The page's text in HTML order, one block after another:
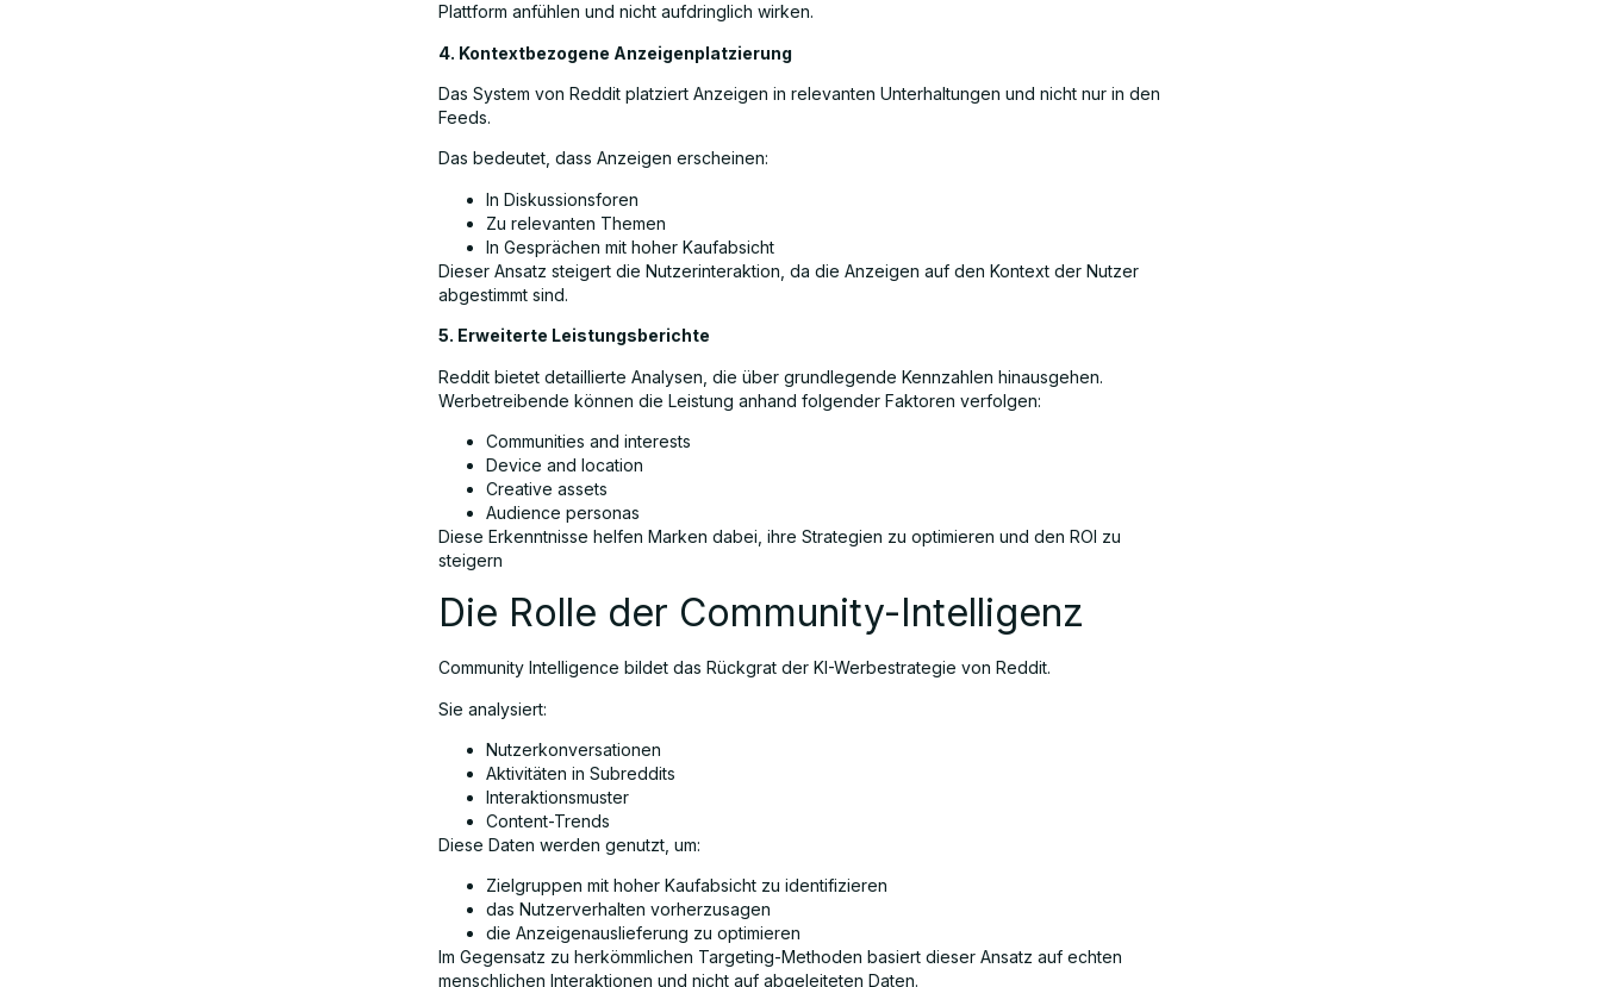
Plattform anfühlen und nicht aufdringlich wirken.
4. Kontextbezogene Anzeigenplatzierung
Das System von Reddit platziert Anzeigen in relevanten Unterhaltungen und nicht nur in den
Feeds.
Das bedeutet, dass Anzeigen erscheinen:
In Diskussionsforen
Zu relevanten Themen
In Gesprächen mit hoher Kaufabsicht
Dieser Ansatz steigert die Nutzerinteraktion, da die Anzeigen auf den Kontext der Nutzer
abgestimmt sind.
5. Erweiterte Leistungsberichte
Reddit bietet detaillierte Analysen, die über grundlegende Kennzahlen hinausgehen.
Werbetreibende können die Leistung anhand folgender Faktoren verfolgen:
Communities and interests
Device and location
Creative assets
Audience personas
Diese Erkenntnisse helfen Marken dabei, ihre Strategien zu optimieren und den ROI zu
steigern
Die Rolle der Community-Intelligenz
Community Intelligence bildet das Rückgrat der KI-Werbestrategie von Reddit.
Sie analysiert:
Nutzerkonversationen
Aktivitäten in Subreddits
Interaktionsmuster
Content-Trends
Diese Daten werden genutzt, um:
Zielgruppen mit hoher Kaufabsicht zu identifizieren
das Nutzerverhalten vorherzusagen
die Anzeigenauslieferung zu optimieren
Im Gegensatz zu herkömmlichen Targeting-Methoden basiert dieser Ansatz auf echten
menschlichen Interaktionen und nicht auf abgeleiteten Daten.